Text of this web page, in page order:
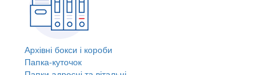
Архівні бокси і короби
Папка-куточок